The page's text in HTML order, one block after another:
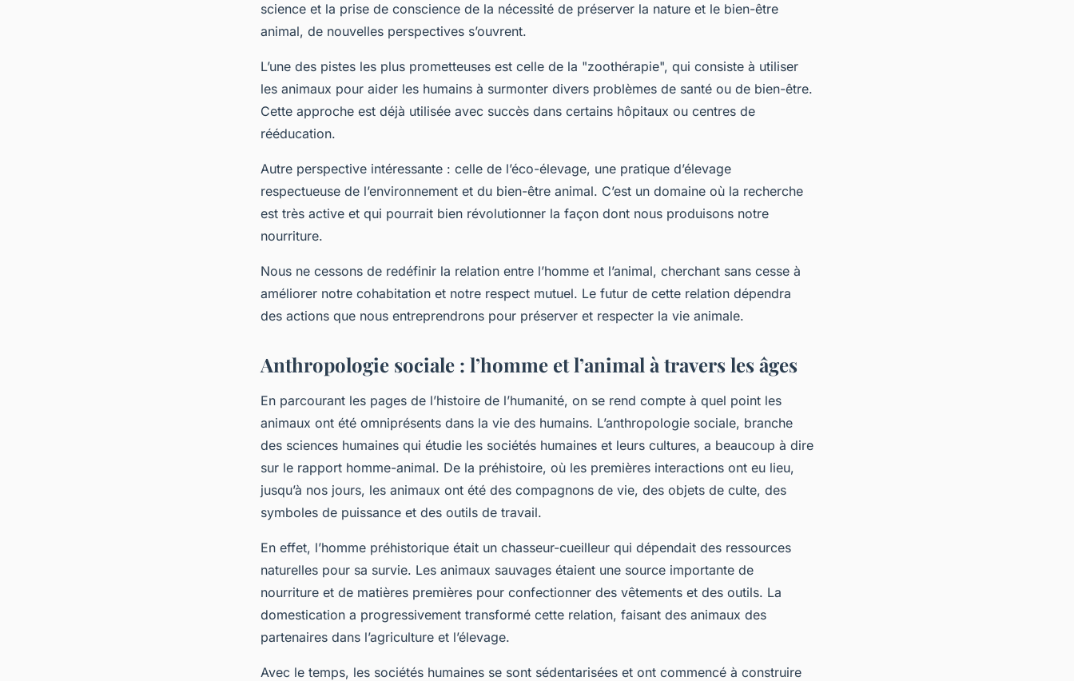
science et la prise de conscience de la nécessité de préserver la nature et le bien-être
animal, de nouvelles perspectives s’ouvrent.
L’une des pistes les plus prometteuses est celle de la "zoothérapie", qui consiste à utiliser
les animaux pour aider les humains à surmonter divers problèmes de santé ou de bien-être.
Cette approche est déjà utilisée avec succès dans certains hôpitaux ou centres de
rééducation.
Autre perspective intéressante : celle de l’éco-élevage, une pratique d’élevage
respectueuse de l’environnement et du bien-être animal. C’est un domaine où la recherche
est très active et qui pourrait bien révolutionner la façon dont nous produisons notre
nourriture.
Nous ne cessons de redéfinir la relation entre l’homme et l’animal, cherchant sans cesse à
améliorer notre cohabitation et notre respect mutuel. Le futur de cette relation dépendra
des actions que nous entreprendrons pour préserver et respecter la vie animale.
Anthropologie sociale : l’homme et l’animal à travers les âges
En parcourant les pages de l’histoire de l’humanité, on se rend compte à quel point les
animaux ont été omniprésents dans la vie des humains. L’anthropologie sociale, branche
des sciences humaines qui étudie les sociétés humaines et leurs cultures, a beaucoup à dire
sur le rapport homme-animal. De la préhistoire, où les premières interactions ont eu lieu,
jusqu’à nos jours, les animaux ont été des compagnons de vie, des objets de culte, des
symboles de puissance et des outils de travail.
En effet, l’homme préhistorique était un chasseur-cueilleur qui dépendait des ressources
naturelles pour sa survie. Les animaux sauvages étaient une source importante de
nourriture et de matières premières pour confectionner des vêtements et des outils. La
domestication a progressivement transformé cette relation, faisant des animaux des
partenaires dans l’agriculture et l’élevage.
Avec le temps, les sociétés humaines se sont sédentarisées et ont commencé à construire